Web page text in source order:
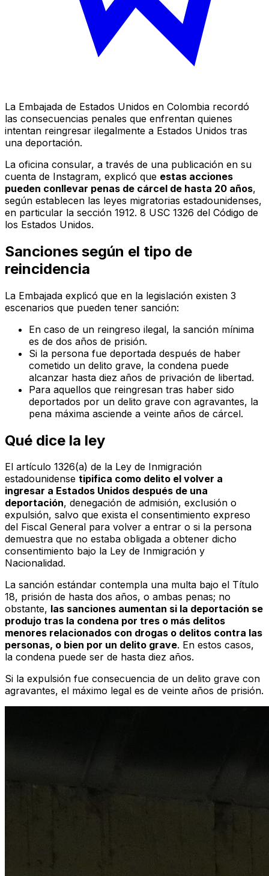
La Embajada de Estados Unidos en Colombia recordó
las consecuencias penales que enfrentan quienes
intentan reingresar ilegalmente a Estados Unidos tras
una deportación.
La oficina consular, a través de una publicación en su
cuenta de Instagram, explicó que estas acciones
pueden conllevar penas de cárcel de hasta 20 años,
según establecen las leyes migratorias estadounidenses,
en particular la sección 1912. 8 USC 1326 del Código de
los Estados Unidos.
Sanciones según el tipo de
reincidencia
La Embajada explicó que en la legislación existen 3
escenarios que pueden tener sanción:
En caso de un reingreso ilegal, la sanción mínima
es de dos años de prisión.
Si la persona fue deportada después de haber
cometido un delito grave, la condena puede
alcanzar hasta diez años de privación de libertad.
Para aquellos que reingresan tras haber sido
deportados por un delito grave con agravantes, la
pena máxima asciende a veinte años de cárcel.
Qué dice la ley
El artículo 1326(a) de la Ley de Inmigración
estadounidense tipifica como delito el volver a
ingresar a Estados Unidos después de una
deportación, denegación de admisión, exclusión o
expulsión, salvo que exista el consentimiento expreso
del Fiscal General para volver a entrar o si la persona
demuestra que no estaba obligada a obtener dicho
consentimiento bajo la Ley de Inmigración y
Nacionalidad.
La sanción estándar contempla una multa bajo el Título
18, prisión de hasta dos años, o ambas penas; no
obstante, las sanciones aumentan si la deportación se
produjo tras la condena por tres o más delitos
menores relacionados con drogas o delitos contra las
personas, o bien por un delito grave. En estos casos,
la condena puede ser de hasta diez años.
Si la expulsión fue consecuencia de un delito grave con
agravantes, el máximo legal es de veinte años de prisión.